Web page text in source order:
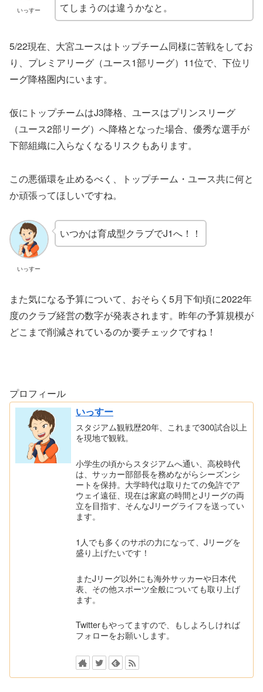
いっすー
てしまうのは違うかなと。
5/22現在、大宮ユースはトップチーム同様に苦戦をしてお
り、プレミアリーグ（ユース1部リーグ）11位で、下位リ
ーグ降格圏内にいます。
仮にトップチームはJ3降格、ユースはプリンスリーグ
（ユース2部リーグ）へ降格となった場合、優秀な選手が
下部組織に入らなくなるリスクもあります。
この悪循環を止めるべく、トップチーム・ユース共に何と
か頑張ってほしいですね。
いっすー
いつかは育成型クラブでJ1へ！！
また気になる予算について、おそらく5月下旬頃に2022年
度のクラブ経営の数字が発表されます。昨年の予算規模が
どこまで削減されているのか要チェックですね！
プロフィール
いっすー
スタジアム観戦歴20年、これまで300試合以上
を現地で観戦。
小学生の頃からスタジアムへ通い、高校時代
は、サッカー部部長を務めながらシーズンシ
ートを保持。大学時代は取りたての免許でア
ウェイ遠征、現在は家庭の時間とJリーグの両
立を目指す、そんなJリーグライフを送ってい
ます。
1人でも多くのサポの力になって、Jリーグを
盛り上げたいです！
またJリーグ以外にも海外サッカーや日本代
表、その他スポーツ全般についても取り上げ
ます。
Twitterもやってますので、もしよろしければ
フォローをお願いします。